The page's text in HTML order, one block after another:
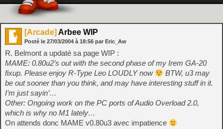
[Arcade] Arbee WIP
Posté le 27/03/2004 à 18:56 par Eric_Aw
R. Belmont a updaté sa page WIP :
MAME: 0.80u2’s out with the second phase of my Irem GA-20
fixup. Please enjoy R-Type Leo LOUDLY now
BTW, u3 may
be out sooner than you think, and may have interesting stuff in it.
I’m just sayin’…
Other: Ongoing work on the PC ports of Audio Overload 2.0,
which is why no M1 lately…
On attends donc MAME v0.80u3 avec impatience